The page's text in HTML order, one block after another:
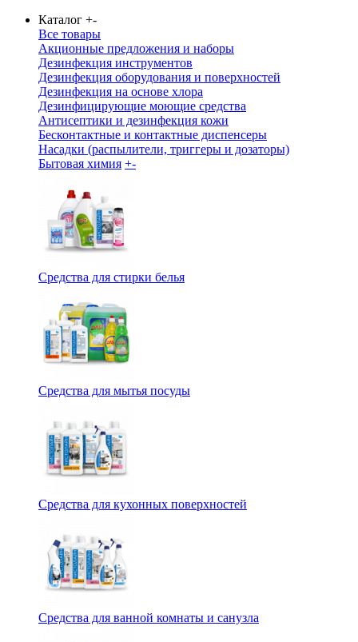
Каталог +-
Все товары
Акционные предложения и наборы
Дезинфекция инструментов
Дезинфекция оборудования и поверхностей
Дезинфекция на основе хлора
Дезинфицирующие моющие средства
Антисептики и дезинфекция кожи
Бесконтактные и контактные диспенсеры
Насадки (распылители, триггеры и дозаторы)
Бытовая химия +-
Средства для стирки белья
Средства для мытья посуды
Средства для кухонных поверхностей
Средства для ванной комнаты и санузла